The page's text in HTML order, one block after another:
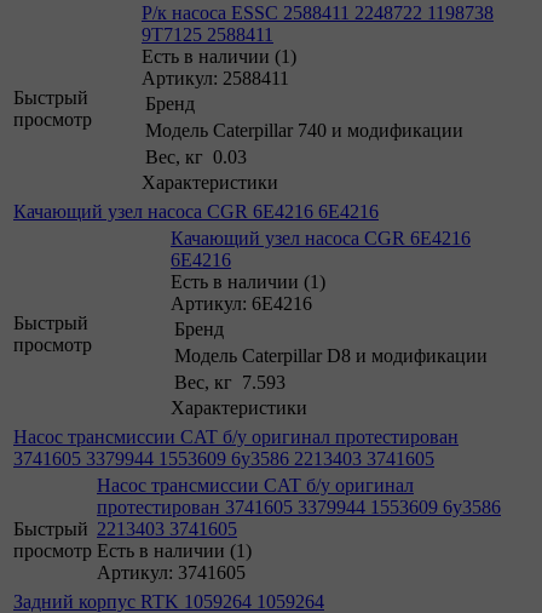
Быстрый
просмотр
Р/к насоса ESSC 2588411 2248722 1198738
9T7125 2588411
Есть в наличии (1)
Артикул: 2588411
Бренд
Модель Caterpillar 740 и модификации
Вес, кг 0.03
Характеристики
Качающий узел насоса CGR 6E4216 6E4216
Быстрый
просмотр
Качающий узел насоса CGR 6E4216
6E4216
Есть в наличии (1)
Артикул: 6E4216
Бренд
Модель Caterpillar D8 и модификации
Вес, кг 7.593
Характеристики
Насос трансмиссии CAT б/у оригинал протестирован
3741605 3379944 1553609 6y3586 2213403 3741605
Быстрый
просмотр
Насос трансмиссии CAT б/у оригинал
протестирован 3741605 3379944 1553609 6y3586
2213403 3741605
Есть в наличии (1)
Артикул: 3741605
Задний корпус RTK 1059264 1059264